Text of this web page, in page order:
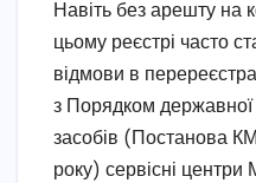
Навіть без арешту на
цьому реєстрі часто
відмови в
з Порядком державної
засобів (Постанова
року) сервісні